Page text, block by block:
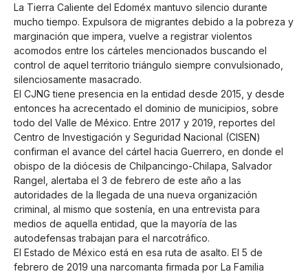
La Tierra Caliente del Edoméx mantuvo silencio durante
mucho tiempo. Expulsora de migrantes debido a la pobreza y
marginación que impera, vuelve a registrar violentos
acomodos entre los cárteles mencionados buscando el
control de aquel territorio triángulo siempre convulsionado,
silenciosamente masacrado.
El CJNG tiene presencia en la entidad desde 2015, y desde
entonces ha acrecentado el dominio de municipios, sobre
todo del Valle de México. Entre 2017 y 2019, reportes del
Centro de Investigación y Seguridad Nacional (CISEN)
confirman el avance del cártel hacia Guerrero, en donde el
obispo de la diócesis de Chilpancingo-Chilapa, Salvador
Rangel, alertaba el 3 de febrero de este año a las
autoridades de la llegada de una nueva organización
criminal, al mismo que sostenía, en una entrevista para
medios de aquella entidad, que la mayoría de las
autodefensas trabajan para el narcotráfico.
El Estado de México está en esa ruta de asalto. El 5 de
febrero de 2019 una narcomanta firmada por La Familia